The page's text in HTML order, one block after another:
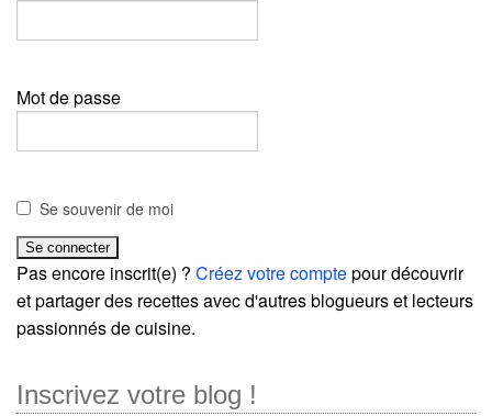
Mot de passe
Se souvenir de moi
Pas encore inscrit(e) ? Créez votre comptepour découvrir
et partager des recettes avec d'autres blogueurs et lecteurs
passionnés de cuisine.
Inscrivez votre blog !